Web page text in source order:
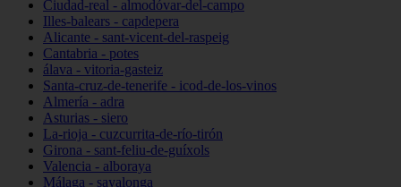
Ciudad-real - almodóvar-del-campo
Illes-balears - capdepera
Alicante - sant-vicent-del-raspeig
Cantabria - potes
álava - vitoria-gasteiz
Santa-cruz-de-tenerife - icod-de-los-vinos
Almería - adra
Asturias - siero
La-rioja - cuzcurrita-de-río-tirón
Girona - sant-feliu-de-guíxols
Valencia - alboraya
Málaga - sayalonga